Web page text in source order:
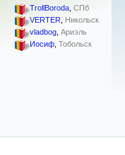
TrollBoroda, СПб
VERTER, Никольск
vladbog, Ариэль
Иосиф, Тобольск